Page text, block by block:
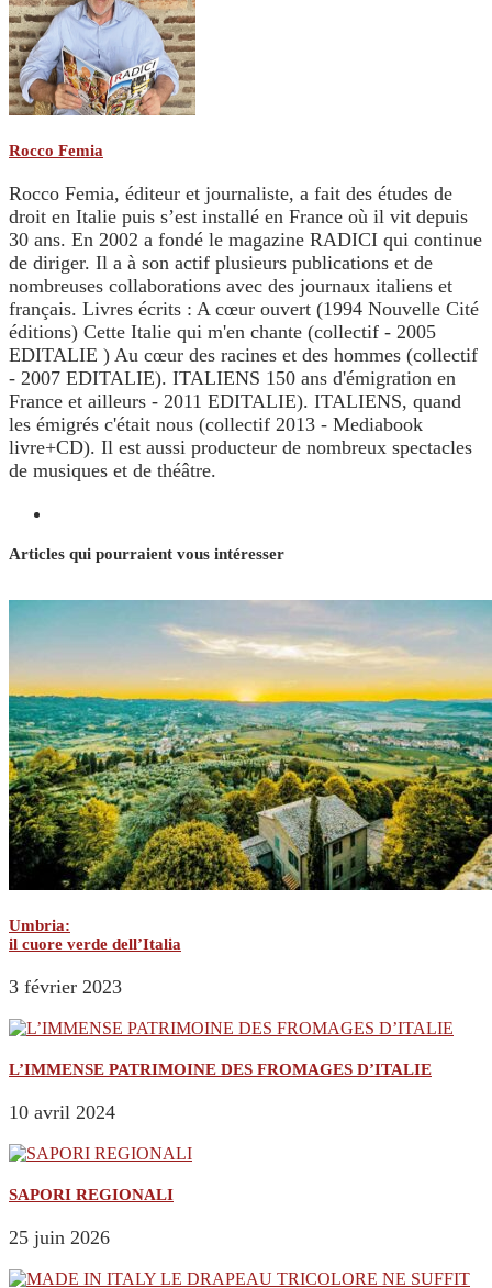
Rocco Femia
Rocco Femia, éditeur et journaliste, a fait des études de
droit en Italie puis s’est installé en France où il vit depuis
30 ans. En 2002 a fondé le magazine RADICI qui continue
de diriger. Il a à son actif plusieurs publications et de
nombreuses collaborations avec des journaux italiens et
français. Livres écrits : A cœur ouvert (1994 Nouvelle Cité
éditions) Cette Italie qui m'en chante (collectif - 2005
EDITALIE ) Au cœur des racines et des hommes (collectif
- 2007 EDITALIE). ITALIENS 150 ans d'émigration en
France et ailleurs - 2011 EDITALIE). ITALIENS, quand
les émigrés c'était nous (collectif 2013 - Mediabook
livre+CD). Il est aussi producteur de nombreux spectacles
de musiques et de théâtre.
Articles qui pourraient vous intéresser
Umbria:
il cuore verde dell’Italia
3 février 2023
L’IMMENSE PATRIMOINE DES FROMAGES D’ITALIE
10 avril 2024
SAPORI REGIONALI
25 juin 2026